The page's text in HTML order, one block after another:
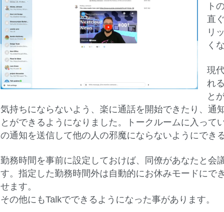
ト
直
リ
く
現
れ
と
気持ちにならないよう、楽に通話を開始できたり、通
とができるようになりました。トークルームに入って
の通知を送信して他の人の邪魔にならないようにでき
勤務時間を事前に設定しておけば、同僚があなたと会
す。指定した勤務時間外は自動的にお休みモードにで
せます。
その他にもTalkでできるようになった事があります。